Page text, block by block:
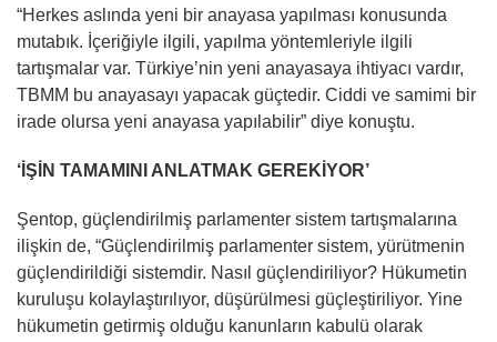
“Herkes aslında yeni bir anayasa yapılması konusunda
mutabık. İçeriğiyle ilgili, yapılma yöntemleriyle ilgili
tartışmalar var. Türkiye’nin yeni anayasaya ihtiyacı vardır,
TBMM bu anayasayı yapacak güçtedir. Ciddi ve samimi bir
irade olursa yeni anayasa yapılabilir” diye konuştu.
‘İŞİN TAMAMINI ANLATMAK GEREKİYOR’
Şentop, güçlendirilmiş parlamenter sistem tartışmalarına
ilişkin de, “Güçlendirilmiş parlamenter sistem, yürütmenin
güçlendirildiği sistemdir. Nasıl güçlendiriliyor? Hükumetin
kuruluşu kolaylaştırılıyor, düşürülmesi güçleştiriliyor. Yine
hükumetin getirmiş olduğu kanunların kabulü olarak